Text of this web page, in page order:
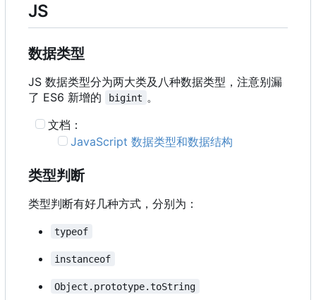
JS
数据类型
JS 数据类型分为两大类及八种数据类型，注意别漏
了 ES6 新增的
bigint 。
文档：
JavaScript 数据类型和数据结构
类型判断
类型判断有好几种方式，分别为：
typeof
instanceof
Object.prototype.toString